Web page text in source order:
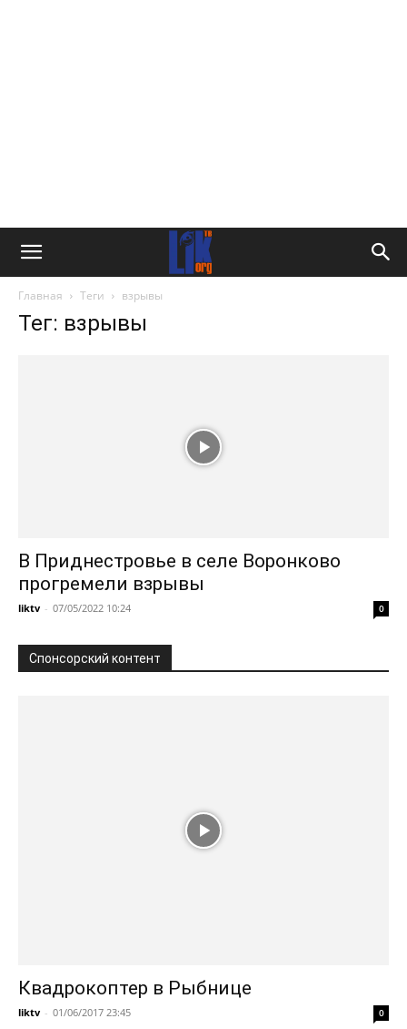
Главная Теги взрывы
Тег: взрывы
В Приднестровье в селе Воронково
прогремели взрывы
liktv - 07/05/2022 10:24 0
Спонсорский контент
Квадрокоптер в Рыбнице
liktv - 01/06/2017 23:45 0